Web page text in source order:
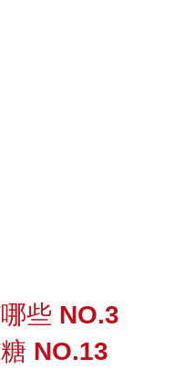
些 NO.3
NO.13